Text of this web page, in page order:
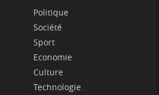
Politique
Société
Sport
Economie
Culture
Technologie